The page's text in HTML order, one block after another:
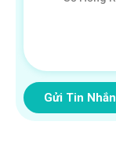
Gửi Tin Nhắn